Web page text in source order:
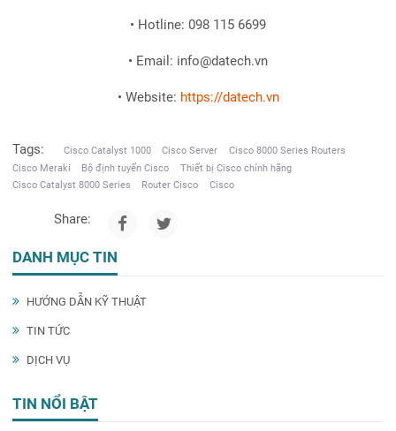
DANH MỤC TIN
HƯỚNG DẪN KỸ THUẬT
TIN TỨC
DỊCH VỤ
TIN NỔI BẬT
• Hotline: 098 115 6699
• Email: info@datech.vn
• Website: https://datech.vn
Tags: Cisco Catalyst 1000 Cisco Server
Cisco 8000 Series Routers
Cisco Meraki
Bộ định tuyến Cisco
Thiết bị Cisco chính hãng
Cisco Catalyst 8000 Series
Router Cisco Cisco
Share: